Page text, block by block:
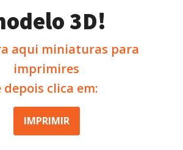
3D!
aqui miniaturas para
imprimires
depois clica em:
IMPRIMIR